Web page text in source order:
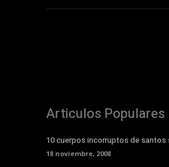
Articulos Populares
10 cuerpos incorruptos de santos
18 noviembre, 2008